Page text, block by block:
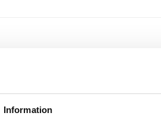
Information